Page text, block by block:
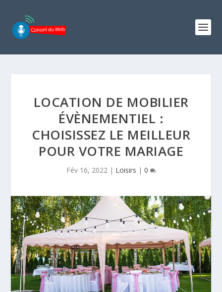
LOCATION DE MOBILIER
ÉVÈNEMENTIEL :
CHOISISSEZ LE MEILLEUR
POUR VOTRE MARIAGE
Fév 16, 2022| Loisirs | 0